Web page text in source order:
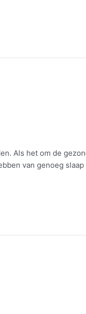
Als het om de
van genoeg